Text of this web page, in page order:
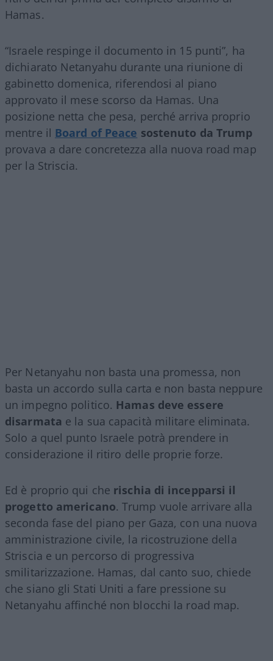
Hamas.
“Israele respinge il documento in 15 punti”, ha
dichiarato Netanyahu durante una riunione di
gabinetto domenica, riferendosi al piano
approvato il mese scorso da Hamas. Una
posizione netta che pesa, perché arriva proprio
mentre il Board of Peace sostenuto da Trump
provava a dare concretezza alla nuova road map
per la Striscia.
Per Netanyahu non basta una promessa, non
basta un accordo sulla carta e non basta neppure
un impegno politico. Hamas deve essere
disarmata e la sua capacità militare eliminata.
Solo a quel punto Israele potrà prendere in
considerazione il ritiro delle proprie forze.
Ed è proprio qui che rischia di incepparsi il
progetto americano. Trump vuole arrivare alla
seconda fase del piano per Gaza, con una nuova
amministrazione civile, la ricostruzione della
Striscia e un percorso di progressiva
smilitarizzazione. Hamas, dal canto suo, chiede
che siano gli Stati Uniti a fare pressione su
Netanyahu affinché non blocchi la road map.